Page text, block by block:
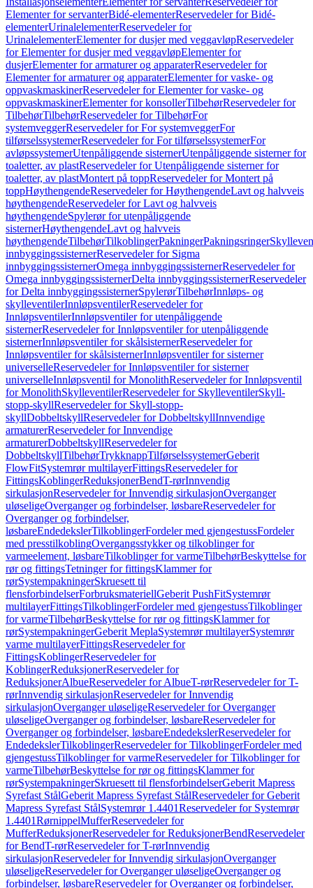
Elementer for servanterBidé-elementerReservedeler for Bidé-
elementerUrinalelementerReservedeler for
UrinalelementerElementer for dusjer med veggavløpReservedeler
for Elementer for dusjer med veggavløpElementer for
dusjerElementer for armaturer og apparaterReservedeler for
Elementer for armaturer og apparaterElementer for vaske- og
oppvaskmaskinerReservedeler for Elementer for vaske- og
oppvaskmaskinerElementer for konsollerTilbehørReservedeler for
TilbehørTilbehørReservedeler for TilbehørFor
systemveggerReservedeler for For systemveggerFor
tilførselssystemerReservedeler for For tilførselssystemerFor
avløpssystemerUtenpåliggende sisternerUtenpåliggende sisterner for
toaletter, av plastReservedeler for Utenpåliggende sisterner for
toaletter, av plastMontert på toppReservedeler for Montert på
toppHøythengendeReservedeler for HøythengendeLavt og halvveis
høythengendeReservedeler for Lavt og halvveis
høythengendeSpylerør for utenpåliggende
sisternerHøythengendeLavt og halvveis
høythengendeTilbehørTilkoblingerPakningerPakningsringer
innbyggingssisternerReservedeler for Sigma
innbyggingssisternerOmega innbyggingssisternerReservedeler for
Omega innbyggingssisternerDelta innbyggingssisternerReservedeler
for Delta innbyggingssisternerSpylerørTilbehørInnløps- og
skylleventilerInnløpsventilerReservedeler for
InnløpsventilerInnløpsventiler for utenpåliggende
sisternerReservedeler for Innløpsventiler for utenpåliggende
sisternerInnløpsventiler for skålsisternerReservedeler for
Innløpsventiler for skålsisternerInnløpsventiler for sisterner
universelleReservedeler for Innløpsventiler for sisterner
universelleInnløpsventil for MonolithReservedeler for Innløpsventil
for MonolithSkylleventilerReservedeler for SkylleventilerSkyll-
stopp-skyllReservedeler for Skyll-stopp-
skyllDobbeltskyllReservedeler for DobbeltskyllInnvendige
armaturerReservedeler for Innvendige
armaturerDobbeltskyllReservedeler for
DobbeltskyllTilbehørTrykknappTilførselssystemerGeberit
FlowFitSystemrør multilayerFittingsReservedeler for
FittingsKoblingerReduksjonerBendT-rørInnvendig
sirkulasjonReservedeler for Innvendig sirkulasjonOverganger
uløseligeOverganger og forbindelser, løsbareReservedeler for
Overganger og forbindelser,
løsbareEndedekslerTilkoblingerFordeler med gjengestussFordeler
med presstilkoblingOvergangsstykker og tilkoblinger for
varmeelement, løsbareTilkoblinger for varmeTilbehørBeskyttelse for
rør og fittingsTetninger for fittingsKlammer for
rørSystempakningerSkruesett til
flensforbindelserForbruksmateriellGeberit PushFitSystemrør
multilayerFittingsTilkoblingerFordeler med gjengestussTilkoblinger
for varmeTilbehørBeskyttelse for rør og fittingsKlammer for
rørSystempakningerGeberit MeplaSystemrør multilayerSystemrør
varme multilayerFittingsReservedeler for
FittingsKoblingerReservedeler for
KoblingerReduksjonerReservedeler for
ReduksjonerAlbueReservedeler for AlbueT-rørReservedeler for T-
rørInnvendig sirkulasjonReservedeler for Innvendig
sirkulasjonOverganger uløseligeReservedeler for Overganger
uløseligeOverganger og forbindelser, løsbareReservedeler for
Overganger og forbindelser, løsbareEndedekslerReservedeler for
EndedekslerTilkoblingerReservedeler for TilkoblingerFordeler med
gjengestussTilkoblinger for varmeReservedeler for Tilkoblinger for
varmeTilbehørBeskyttelse for rør og fittingsKlammer for
rørSystempakningerSkruesett til flensforbindelserGeberit Mapress
Syrefast StålGeberit Mapress Syrefast StålReservedeler for Geberit
Mapress Syrefast StålSystemrør 1.4401Reservedeler for Systemrør
1.4401RørnippelMufferReservedeler for
MufferReduksjonerReservedeler for ReduksjonerBendReservedeler
for BendT-rørReservedeler for T-rørInnvendig
sirkulasjonReservedeler for Innvendig sirkulasjonOverganger
uløseligeReservedeler for Overganger uløseligeOverganger og
forbindelser, løsbareReservedeler for Overganger og forbindelser,